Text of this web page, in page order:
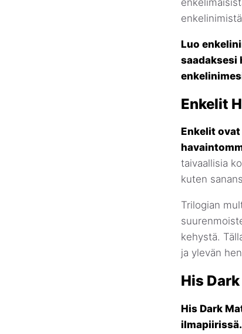
Luo
saadaksesi
Enkelit
Enkelit
taivaallisia
kuten
Trilogian
kehystä.
ja ylevän
His
His Dark
ilmapiirissä.